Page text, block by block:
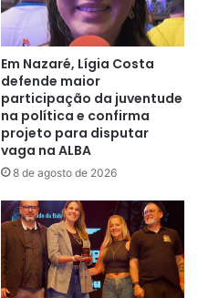
Em Nazaré, Lígia Costa
defende maior
participação da juventude
na política e confirma
projeto para disputar
vaga na ALBA
8 de agosto de 2026